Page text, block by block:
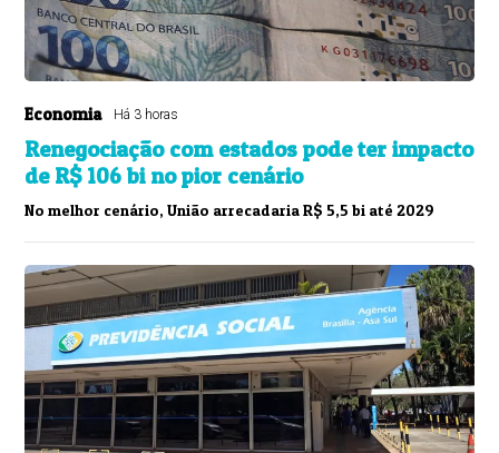
Economia Há 3 horas
Renegociação com estados pode ter impacto
de R$ 106 bi no pior cenário
No melhor cenário, União arrecadaria R$ 5,5 bi até 2029